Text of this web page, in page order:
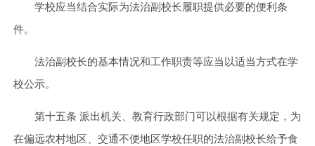
学校应当结合实际为法治副校长履职提供必要的便利条
件。
法治副校长的基本情况和工作职责等应当以适当方式在学
校公示。
第十五条 派出机关、教育行政部门可以根据有关规定，为
在偏远农村地区、交通不便地区学校任职的法治副校长给予食